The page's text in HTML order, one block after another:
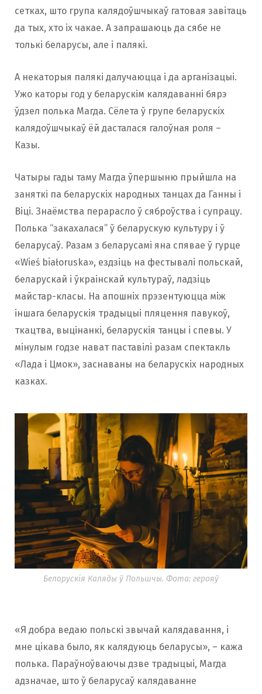
сетках, што група калядоўшчыкаў гатовая завітаць
да тых, хто іх чакае. А запрашаюць да сябе не
толькі беларусы, але і палякі.
А некаторыя палякі далучаюцца і да арганізацыі.
Ужо каторы год у беларускім калядаванні бярэ
ўдзел полька Магда. Сёлета ў групе беларускіх
калядоўшчыкаў ёй дасталася галоўная роля –
Казы.
Чатыры гады таму Магда ўпершыню прыйшла на
заняткі па беларускіх народных танцах да Ганны і
Віці. Знаёмства перарасло ў сяброўства і супрацу.
Полька “закахалася” ў беларускую культуру і ў
беларусаў. Разам з беларусамі яна спявае ў гурце
«Wieś białoruska», ездзіць на фестывалі польскай,
беларускай і ўкраінскай культураў, ладзіць
майстар-класы. На апошніх прэзентуюцца між
іншага беларускія традыцыі пляцення павукоў,
ткацтва, выцінанкі, беларускія танцы і спевы. У
мінулым годзе нават паставілі разам спектакль
«Лада і Цмок», заснаваны на беларускіх народных
казках.
Беларускія Каляды ў Польшчы. Фота: герояў
«Я добра ведаю польскі звычай калядавання, і
мне цікава было, як калядуюць беларусы», – кажа
полька. Параўноўваючы дзве традыцыі, Магда
адзначае, што ў беларусаў калядаванне